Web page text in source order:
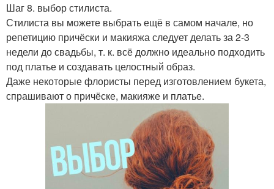
Шаг 8. выбор стилиста.
Стилиста вы можете выбрать ещё в самом начале, но
репетицию причёски и макияжа следует делать за 2-3
недели до свадьбы, т. к. всё должно идеально подходить
под платье и создавать целостный образ.
Даже некоторые флористы перед изготовлением букета,
спрашивают о причёске, макияже и платье.